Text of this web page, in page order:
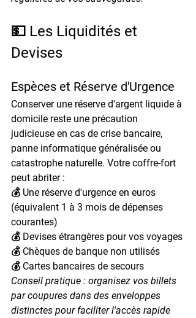
💵 Les Liquidités et
Devises
Espèces et Réserve d'Urgence
Conserver une réserve d'argent liquide à
domicile reste une précaution
judicieuse en cas de crise bancaire,
panne informatique généralisée ou
catastrophe naturelle. Votre coffre-fort
peut abriter :
💰 Une réserve d'urgence en euros
(équivalent 1 à 3 mois de dépenses
courantes)
💰 Devises étrangères pour vos voyages
💰 Chèques de banque non utilisés
💰 Cartes bancaires de secours
Conseil pratique : organisez vos billets
par coupures dans des enveloppes
distinctes pour faciliter l'accès rapide